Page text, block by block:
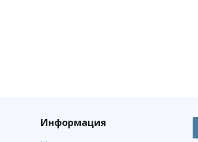
Информация